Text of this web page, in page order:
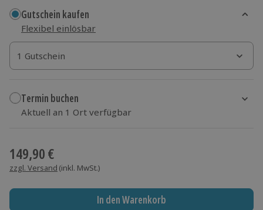
Gutschein kaufen
Flexibel einlösbar
1 Gutschein
1 Gutschein
1 Gutschein
Termin buchen
Aktuell an 1 Ort verfügbar
149,90 €
zzgl. Versand (inkl. MwSt.)
In den Warenkorb